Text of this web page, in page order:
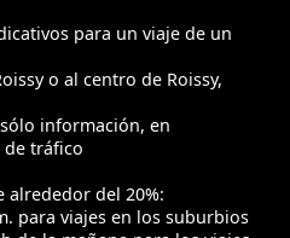
para un viaje de un
o al centro de Roissy,
información, en
tráfico
alrededor del 20%:
para viajes en los suburbios